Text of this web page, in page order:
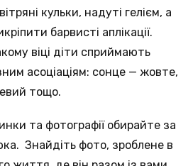
кульки, надуті гелієм, а
барвисті аплікації.
віці діти сприймають
асоціаціям: сонце — жовте,
тощо.
та фотографії обирайте за
Знайдіть фото, зроблене в